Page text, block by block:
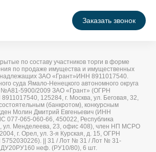
Заказать звонок
по составу участников торги в форме
по продаже имущества и имущественных
ЗАО «Грант»ИНН 8911017540.
суда Ямало-Ненецкого автономного округа
№А81-5900/2009 ЗАО «Грант» (ОГРН
125284, г. Москва, ул. Беговая, 32,
(банкротом), конкурсным
Молин Дмитрий Евгеньевич (ИНН
077-065-060-66, 450022, Республика
ул. Менделеева, 23, офис 408), член НП МСРО
г. Орел, ул. 3-я Курская, д. 15, ОГРН
|| 31 / Лот № 31 / Лот № 31-
ДУ20РУ160 неф. (РУ10/80), 6 шт.